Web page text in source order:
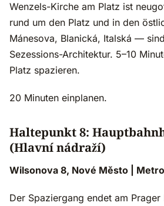
Wenzels-Kirche am Platz ist
rund um den Platz und in den
Mánesova, Blanická, Italská —
Sezessions-Architektur. 5–10
Platz spazieren.
20 Minuten einplanen.
Haltepunkt 8:
(Hlavní nádraží)
Wilsonova 8, Nové Město |
Der Spaziergang endet am